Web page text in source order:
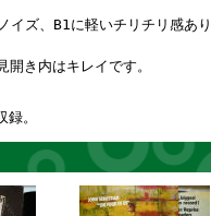
、B1に軽いチリチリ感あり
き内はキレイです。
。